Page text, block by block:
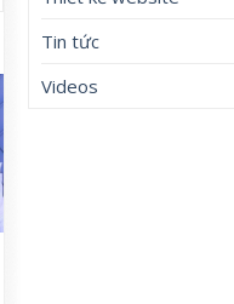
Tin tức
Videos